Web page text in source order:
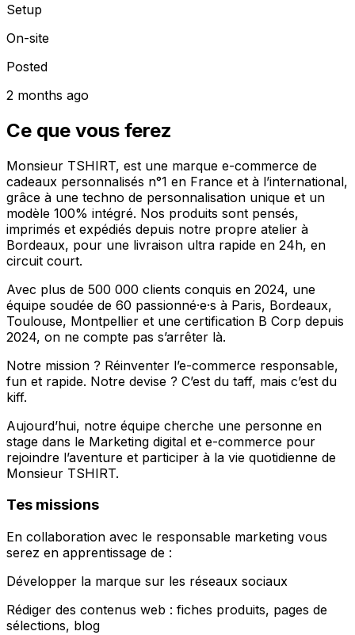
Setup
On-site
Posted
2 months ago
Ce que vous ferez
Monsieur TSHIRT, est une marque e-commerce de
cadeaux personnalisés n°1 en France et à l’international,
grâce à une techno de personnalisation unique et un
modèle 100% intégré. Nos produits sont pensés,
imprimés et expédiés depuis notre propre atelier à
Bordeaux, pour une livraison ultra rapide en 24h, en
circuit court.
Avec plus de 500 000 clients conquis en 2024, une
équipe soudée de 60 passionné·e·s à Paris, Bordeaux,
Toulouse, Montpellier et une certification B Corp depuis
2024, on ne compte pas s’arrêter là.
Notre mission ? Réinventer l’e-commerce responsable,
fun et rapide. Notre devise ? C’est du taff, mais c’est du
kiff.
Aujourd’hui, notre équipe cherche une personne en
stage dans le Marketing digital et e-commerce pour
rejoindre l’aventure et participer à la vie quotidienne de
Monsieur TSHIRT.
Tes missions
En collaboration avec le responsable marketing vous
serez en apprentissage de :
Développer la marque sur les réseaux sociaux
Rédiger des contenus web : fiches produits, pages de
sélections, blog